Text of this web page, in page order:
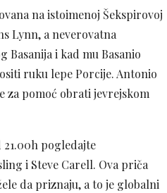
na istoimenoj Šekspirovoj
Lynn, a neverovatna
Basanija i kad mu Basanio
ruku lepe Porcije. Antonio
za pomoć obrati jevrejskom
pogledajte
i Steve Carell. Ova priča
da priznaju, a to je globalni